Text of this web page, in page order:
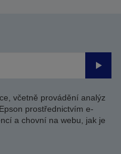
včetně provádění analýz
prostřednictvím e-
a chovní na webu, jak je